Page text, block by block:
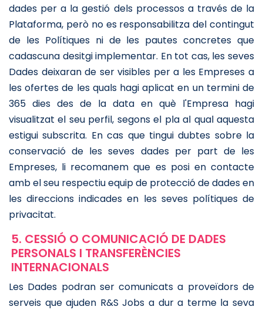
dades per a la gestió dels processos a través de la
Plataforma, però no es responsabilitza del contingut
de les Polítiques ni de les pautes concretes que
cadascuna desitgi implementar. En tot cas, les seves
Dades deixaran de ser visibles per a les Empreses a
les ofertes de les quals hagi aplicat en un termini de
365 dies des de la data en què l'Empresa hagi
visualitzat el seu perfil, segons el pla al qual aquesta
estigui subscrita. En cas que tingui dubtes sobre la
conservació de les seves dades per part de les
Empreses, li recomanem que es posi en contacte
amb el seu respectiu equip de protecció de dades en
les direccions indicades en les seves polítiques de
privacitat.
5. CESSIÓ O COMUNICACIÓ DE DADES
PERSONALS I TRANSFERÈNCIES
INTERNACIONALS
Les Dades podran ser comunicats a proveïdors de
serveis que ajuden R&S Jobs a dur a terme la seva